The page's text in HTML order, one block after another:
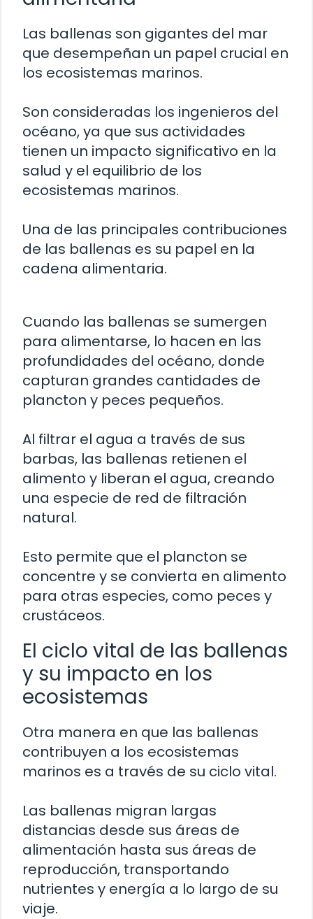
Las ballenas son gigantes del mar
que desempeñan un papel crucial en
los ecosistemas marinos.
Son consideradas los ingenieros del
océano, ya que sus actividades
tienen un impacto significativo en la
salud y el equilibrio de los
ecosistemas marinos.
Una de las principales contribuciones
de las ballenas es su papel en la
cadena alimentaria.
Cuando las ballenas se sumergen
para alimentarse, lo hacen en las
profundidades del océano, donde
capturan grandes cantidades de
plancton y peces pequeños.
Al filtrar el agua a través de sus
barbas, las ballenas retienen el
alimento y liberan el agua, creando
una especie de red de filtración
natural.
Esto permite que el plancton se
concentre y se convierta en alimento
para otras especies, como peces y
crustáceos.
El ciclo vital de las ballenas
y su impacto en los
ecosistemas
Otra manera en que las ballenas
contribuyen a los ecosistemas
marinos es a través de su ciclo vital.
Las ballenas migran largas
distancias desde sus áreas de
alimentación hasta sus áreas de
reproducción, transportando
nutrientes y energía a lo largo de su
viaje.